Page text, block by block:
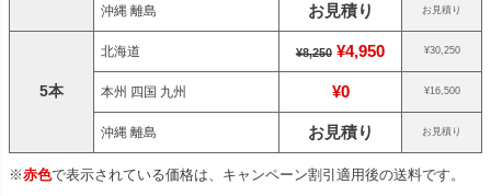
沖縄 離島 お見積り お見積り
5本
北海道 ¥8,250 ¥4,950 ¥30,250
本州 四国 九州 ¥0 ¥16,500
沖縄 離島 お見積り お見積り
※赤色で表示されている価格は、キャンペーン割引適用後の送料です。